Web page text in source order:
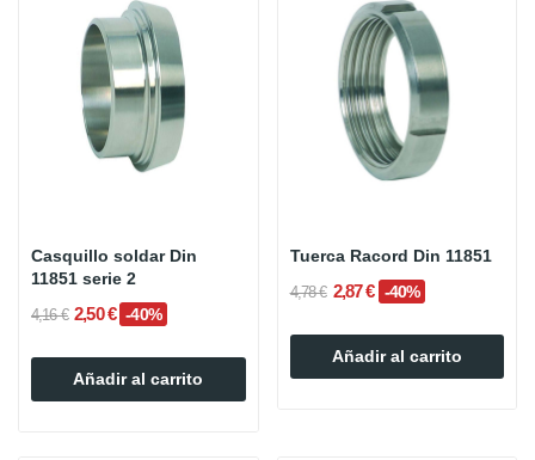
Casquillo soldar Din
11851 serie 2
4,16 € 2,50 € -40%
Añadir al carrito
Tuerca Racord Din 11851
4,78 € 2,87 € -40%
Añadir al carrito